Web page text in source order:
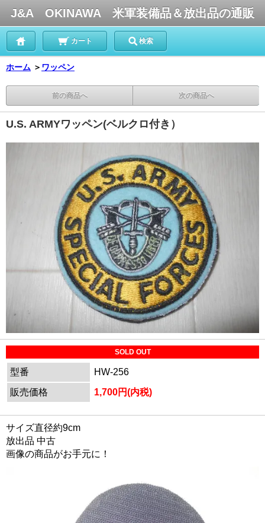
J&A OKINAWA 米軍装備品＆放出品の通販
カート 検索
ホーム ＞ ワッペン
前の商品へ 次の商品へ
U.S. ARMYワッペン(ベルクロ付き）
SOLD OUT
型番
HW-256
販売価格
1,700円(内税)
サイズ直径約9cm
放出品 中古
画像の商品がお手元に！